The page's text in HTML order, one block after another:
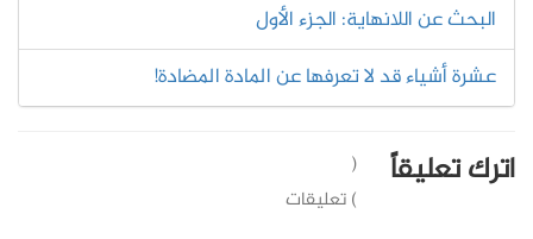
البحث عن اللانهاية: الجزء الأول
عشرة أشياء قد لا تعرفها عن المادة المضادة!
اترك تعليقاً
(
) تعليقات